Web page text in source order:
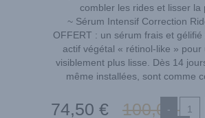
combler les rides et lisser la
~ Sérum Intensif Correction
OFFERT : un sérum frais et gélifié
actif végétal « rétinol-like » pour
visiblement plus lisse. Dès 14
même installées, sont comme
74,50 € 100,00 €
-